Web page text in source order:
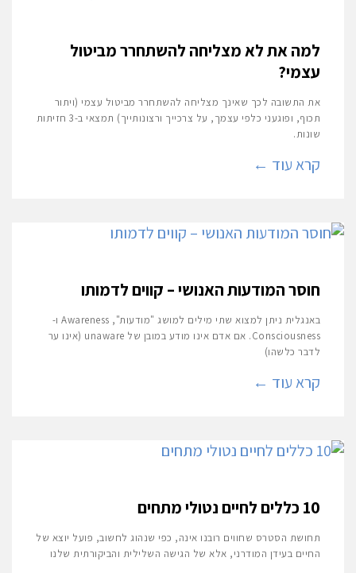
למה את לא מצליחה להשתחרר מביטול
עצמי?
את התשובה לכך שאינך מצליחה להשתחרר מביטול עצמי (ויתור
תכוף, ופוגעני כלפי עצמך, על צרכייך ורצונותייך) תמצאי ב-3 חזיתות
שונות.
קרא עוד ←
חוסר המודעות האנושי – קווים לדמותו
באנגלית ניתן למצוא שתי מילים למושג "מודעות", Awareness ו-
Consciousness. אם אדם אינו מודע במובן של unaware (אינו ער
לדבר כלשהו)
קרא עוד ←
10 כללים לחיים נטולי מתחים
תחושת הסטרס שחווים רובנו אינה, כפי שנהוג לחשוב, פועל יוצא של
החיים בעידן המודרני, אלא של הגישה השלילית והביקורתית שלנו